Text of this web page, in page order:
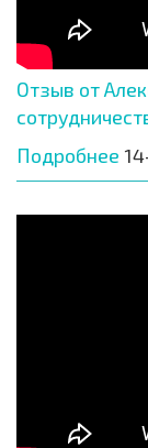
Отзыв от
Подробнее